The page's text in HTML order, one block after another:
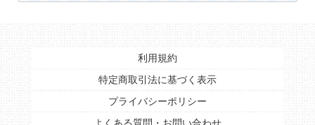
利用規約
特定商取引法に基づく表示
プライバシーポリシー